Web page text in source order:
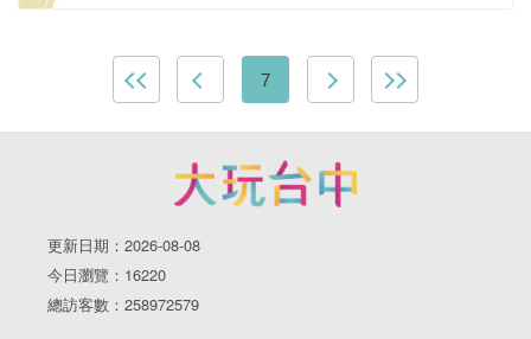
7
更新日期：2026-08-08
今日瀏覽：16220
總訪客數：258972579